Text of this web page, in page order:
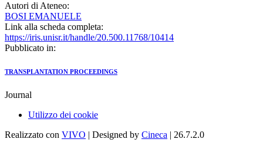
Autori di Ateneo:
BOSI EMANUELE
Link alla scheda completa:
https://iris.unisr.it/handle/20.500.11768/10414
Pubblicato in:
TRANSPLANTATION PROCEEDINGS
Journal
Utilizzo dei cookie
Realizzato con VIVO | Designed by Cineca | 26.7.2.0